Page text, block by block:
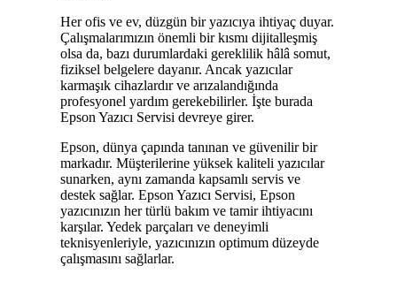
Her ofis ve ev, düzgün bir yazıcıya ihtiyaç duyar.
Çalışmalarımızın önemli bir kısmı dijitalleşmiş
olsa da, bazı durumlardaki gereklilik hâlâ somut,
fiziksel belgelere dayanır. Ancak yazıcılar
karmaşık cihazlardır ve arızalandığında
profesyonel yardım gerekebilirler. İşte burada
Epson Yazıcı Servisi devreye girer.
Epson, dünya çapında tanınan ve güvenilir bir
markadır. Müşterilerine yüksek kaliteli yazıcılar
sunarken, aynı zamanda kapsamlı servis ve
destek sağlar. Epson Yazıcı Servisi, Epson
yazıcınızın her türlü bakım ve tamir ihtiyacını
karşılar. Yedek parçaları ve deneyimli
teknisyenleriyle, yazıcınızın optimum düzeyde
çalışmasını sağlarlar.